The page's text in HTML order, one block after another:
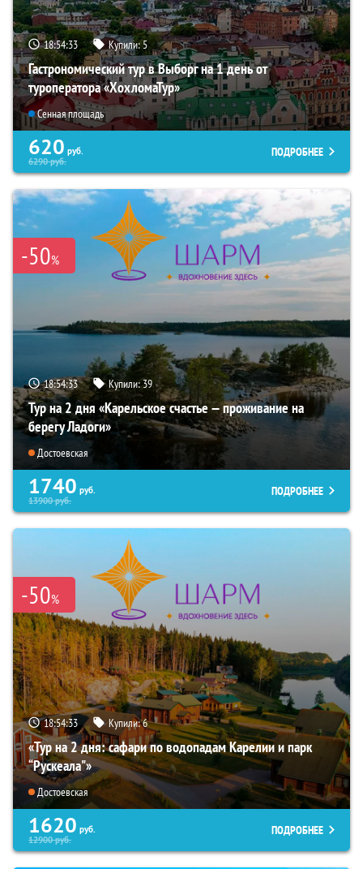
18:54:32 Купили:5
Гастрономический тур в Выборг на 1 день от
туроператора «ХохломаТур»
Сенная площадь
620 руб.
6290руб.
ПОДРОБНЕЕ
-50%
18:54:32 Купили:39
Тур на 2 дня «Карельское счастье — проживание на
берегу Ладоги»
Достоевская
1740 руб.
13900руб.
ПОДРОБНЕЕ
-50%
18:54:32 Купили:6
«Тур на 2 дня: сафари по водопадам Карелии и парк
“Рускеала"»
Достоевская
1620 руб.
12900руб.
ПОДРОБНЕЕ